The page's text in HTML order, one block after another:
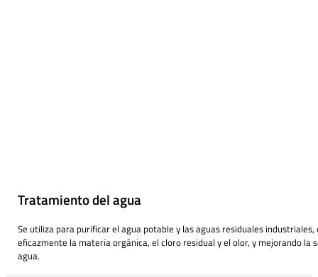
Tratamiento del agua
Se utiliza para purificar el agua potable y las aguas residuales industriales,
eficazmente la materia orgánica, el cloro residual y el olor, y mejorando la
agua.